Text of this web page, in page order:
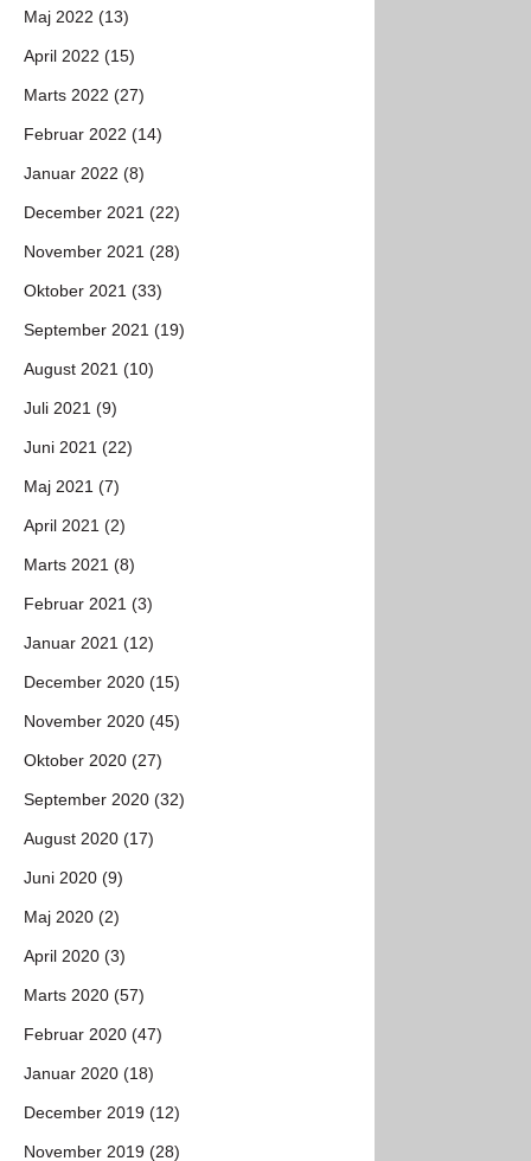
Maj 2022 (13)
April 2022 (15)
Marts 2022 (27)
Februar 2022 (14)
Januar 2022 (8)
December 2021 (22)
November 2021 (28)
Oktober 2021 (33)
September 2021 (19)
August 2021 (10)
Juli 2021 (9)
Juni 2021 (22)
Maj 2021 (7)
April 2021 (2)
Marts 2021 (8)
Februar 2021 (3)
Januar 2021 (12)
December 2020 (15)
November 2020 (45)
Oktober 2020 (27)
September 2020 (32)
August 2020 (17)
Juni 2020 (9)
Maj 2020 (2)
April 2020 (3)
Marts 2020 (57)
Februar 2020 (47)
Januar 2020 (18)
December 2019 (12)
November 2019 (28)